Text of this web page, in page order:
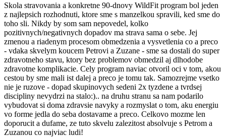
Skola stravovania a konkretne 90-dnovy WildFit program bol jeden
z najlepsich rozhodnuti, ktore sme s manzelkou spravili, ked sme do
toho sli. Nikdy by som sam nepovedel, kolko
pozitivnych/negativnych dopadov ma strava sama o sebe. Jej
zmenou a riadenym procesom obmedzenia a vysvetlenia co a preco
- vdaka skvelym koucem Petrovi a Zuzane - sme sa dostali do super
zdravotneho stavu, ktory bez problemov obmedzil aj dlhodobe
zdravotne komplikacie. Cely program naviac otvoril oci v tom, akou
cestou by sme mali ist dalej a preco je tomu tak. Samozrejme vsetko
nie je ruzove - dopad skupinovych sedeni 2x tyzdene a tvrdsej
discipliny nevydrzi na stalo:).. na druhu stranu sa nam podarilo
vybudovat si doma zdravsie navyky a rozmyslat o tom, aku energiu
vo forme jedla do seba dostavame a preco. Celkovo mozme len
doporucit a dufame, ze tuto skvelu zalezitost absolvuje s Petrom a
Zuzanou co najviac ludi!